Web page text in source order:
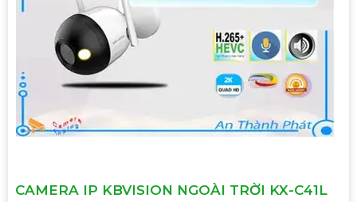
CAMERA IP KBVISION NGOÀI TRỜI KX-C41L